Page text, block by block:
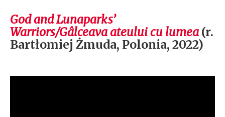
God and Lunaparks’
Warriors/Gâlceava ateului cu lumea(r.
Bartłomiej Żmuda, Polonia, 2022)